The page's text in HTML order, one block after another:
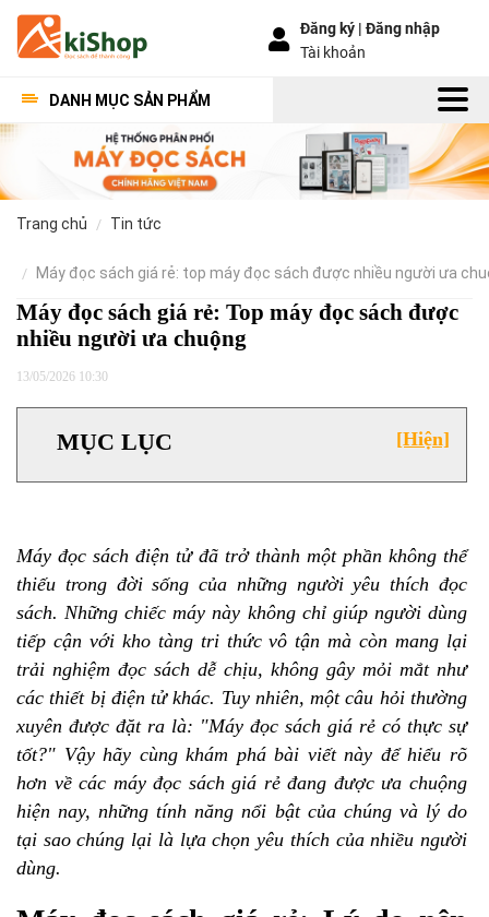
Đăng ký |Đăng nhập
Tài khoản
DANH MỤC SẢN PHẨM
trang chủ tin tức
máy đọc sách giá rẻ: top máy đọc sách được nhiều người ưa
Máy đọc sách giá rẻ: Top máy đọc sách được
nhiều người ưa chuộng
13/05/2026 10:30
[Hiện]
MỤC LỤC
Máy đọc sách điện tử đã trở thành một phần không thể
thiếu trong đời sống của những người yêu thích đọc
sách. Những chiếc máy này không chỉ giúp người dùng
tiếp cận với kho tàng tri thức vô tận mà còn mang lại
trải nghiệm đọc sách dễ chịu, không gây mỏi mắt như
các thiết bị điện tử khác. Tuy nhiên, một câu hỏi thường
xuyên được đặt ra là: "Máy đọc sách giá rẻ có thực sự
tốt?" Vậy hãy cùng khám phá bài viết này để hiểu rõ
hơn về các máy đọc sách giá rẻ đang được ưa chuộng
hiện nay, những tính năng nổi bật của chúng và lý do
tại sao chúng lại là lựa chọn yêu thích của nhiều người
dùng.